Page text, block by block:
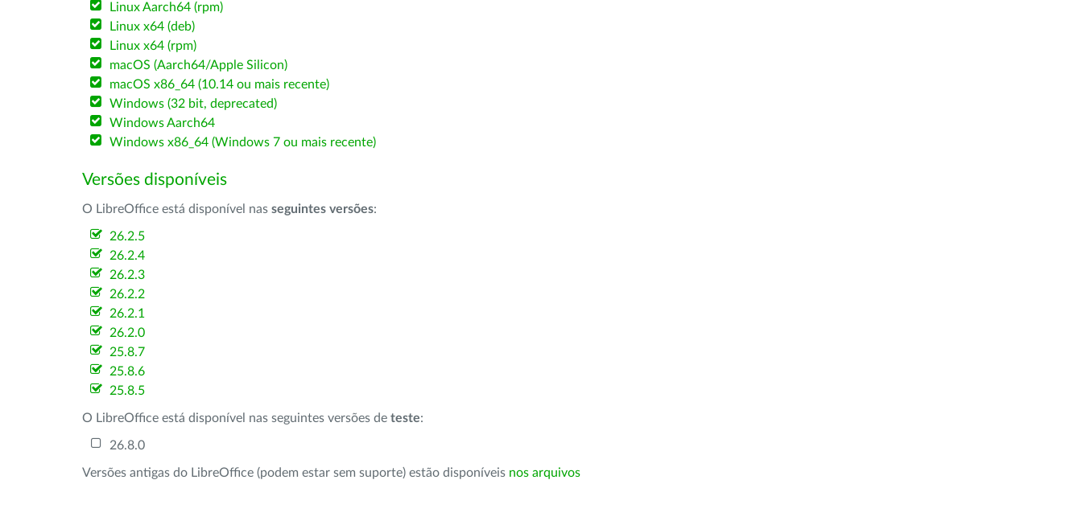
Linux Aarch64 (rpm)
Linux x64 (deb)
Linux x64 (rpm)
macOS (Aarch64/Apple Silicon)
macOS x86_64 (10.14 ou mais recente)
Windows (32 bit, deprecated)
Windows Aarch64
Windows x86_64 (Windows 7 ou mais recente)
Versões disponíveis
O LibreOffice está disponível nas seguintes versões:
26.2.5
26.2.4
26.2.3
26.2.2
26.2.1
26.2.0
25.8.7
25.8.6
25.8.5
O LibreOffice está disponível nas seguintes versões de teste:
26.8.0
Versões antigas do LibreOffice (podem estar sem suporte) estão disponíveis nos arquivos